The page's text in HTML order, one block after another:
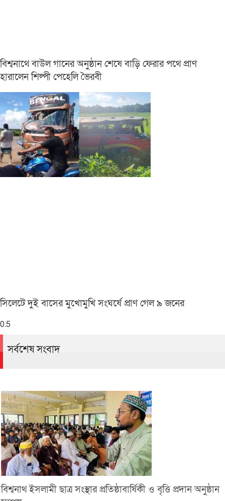
বিশ্বনাথে বাউল গানের অনুষ্ঠান শেষে বাড়ি ফেরার পথে প্রাণ
হারালেন শিল্পী পেহেলি ভৈরবী
সিলেটে দুই বাসের মুখোমুখি সংঘর্ষে প্রাণ গেল ৯ জনের
সর্বশেষ সংবাদ
বিশ্বনাথ ইসলামী ছাত্র সংস্থার প্রতিষ্ঠাবার্ষিকী ও বৃত্তি প্রদান অনুষ্ঠান